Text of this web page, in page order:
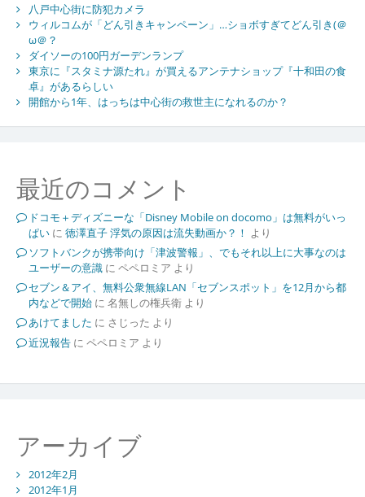
八戸中心街に防犯カメラ
ウィルコムが「どん引きキャンペーン」…ショボすぎてどん引き(＠
ω＠？
ダイソーの100円ガーデンランプ
東京に『スタミナ源たれ』が買えるアンテナショップ『十和田の食
卓』があるらしい
開館から1年、はっちは中心街の救世主になれるのか？
最近のコメント
ドコモ＋ディズニーな「Disney Mobile on docomo」は無料がいっ
ぱいに 徳澤直子 浮気の原因は流失動画か？！ より
ソフトバンクが携帯向け「津波警報」、でもそれ以上に大事なのは
ユーザーの意識に ペペロミア より
セブン＆アイ、無料公衆無線LAN「セブンスポット」を12月から都
内などで開始に 名無しの権兵衛より
あけてました に さじった より
近況報告に ペペロミア より
アーカイブ
2012年2月
2012年1月